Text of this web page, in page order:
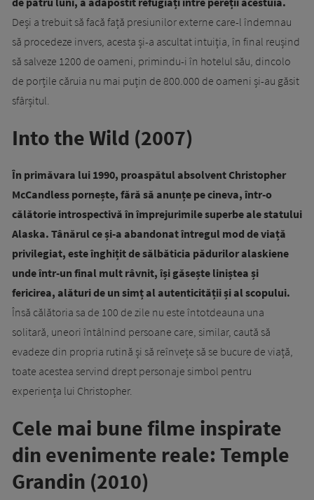
Deși a trebuit să facă față presiunilor externe care-l îndemnau
să procedeze invers, acesta și-a ascultat intuiția, în final reușind
să salveze 1200 de oameni, primindu-i în hotelul său, dincolo
de porțile căruia nu mai puțin de 800.000 de oameni și-au găsit
sfârșitul.
Into the Wild (2007)
În primăvara lui 1990, proaspătul absolvent Christopher
McCandless pornește, fără să anunțe pe cineva, într-o
călătorie introspectivă în împrejurimile superbe ale statului
Alaska. Tânărul ce și-a abandonat întregul mod de viață
privilegiat, este înghițit de sălbăticia pădurilor alaskiene
unde într-un final mult râvnit, își găsește liniștea și
fericirea, alături de un simț al autenticității și al scopului.
Însă călătoria sa de 100 de zile nu este întotdeauna una
solitară, uneori întâlnind persoane care, similar, caută să
evadeze din propria rutină și să reînvețe să se bucure de viață,
toate acestea servind drept personaje simbol pentru
experiența lui Christopher.
Cele mai bune filme inspirate
din evenimente reale: Temple
Grandin (2010)